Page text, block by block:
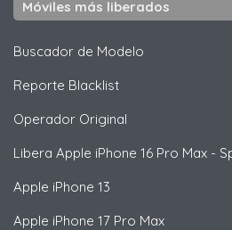
Móviles más liberados
Buscador de Modelo
Reporte Blacklist
Operador Original
Libera Apple iPhone 16 Pro Max -
Apple iPhone 13
Apple iPhone 17 Pro Max